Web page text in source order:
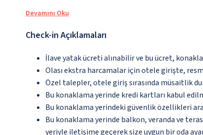
Devamını Oku
Check-in Açıklamaları
İlave yatak ücreti alınabilir ve bu ücret,
Olası ekstra harcamalar için otele girişte,
Özel talepler, otele giriş sırasında müsaitlik
Bu konaklama yerinde kredi kartları kabul
Bu konaklama yerindeki güvenlik özellikleri
Bu konaklama yerinde balkon, veranda ve
yeriyle iletişime geçerek size uygun bir oda